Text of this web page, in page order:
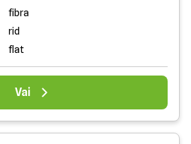
fibra
rid
flat
Vai